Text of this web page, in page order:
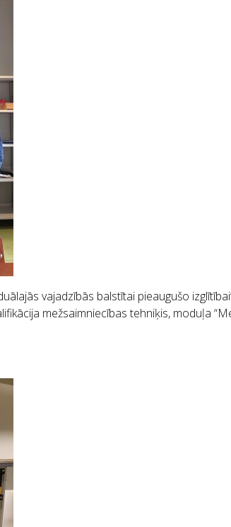
vajadzībās balstītai pieaugušo
mežsaimniecības tehniķis, moduļa